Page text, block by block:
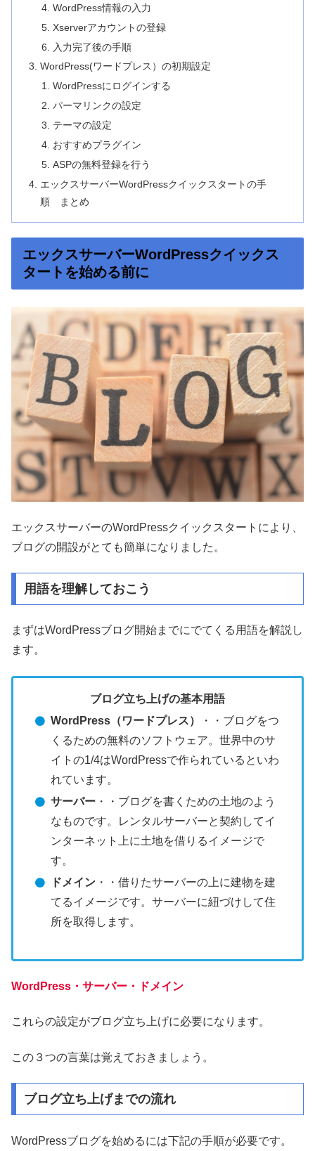
WordPress情報の入力
Xserverアカウントの登録
入力完了後の手順
WordPress(ワードプレス）の初期設定
WordPressにログインする
パーマリンクの設定
テーマの設定
おすすめプラグイン
ASPの無料登録を行う
エックスサーバーWordPressクイックスタートの手
順 まとめ
エックスサーバーWordPressクイックス
タートを始める前に
エックスサーバーのWordPressクイックスタートにより、
ブログの開設がとても簡単になりました。
用語を理解しておこう
まずはWordPressブログ開始までにでてくる用語を解説し
ます。
ブログ立ち上げの基本用語
WordPress（ワードプレス）
・・ブログをつ
くるための無料のソフトウェア。世界中のサ
イトの1/4はWordPressで作られているといわ
れています。
サーバー ・・ブログを書くための土地のよう
なものです。レンタルサーバーと契約してイ
ンターネット上に土地を借りるイメージで
す。
ドメイン ・・借りたサーバーの上に建物を建
てるイメージです。サーバーに紐づけして住
所を取得します。
WordPress・サーバー・ドメイン
これらの設定がブログ立ち上げに必要になります。
この３つの言葉は覚えておきましょう。
ブログ立ち上げまでの流れ
WordPressブログを始めるには下記の手順が必要です。